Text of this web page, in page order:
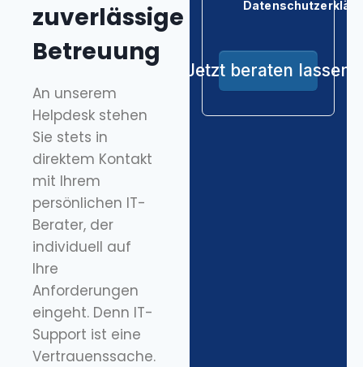
zuverlässige
Betreuung
An unserem
Helpdesk stehen
Sie stets in
direktem Kontakt
mit Ihrem
persönlichen IT-
Berater, der
individuell auf
Ihre
Anforderungen
eingeht. Denn IT-
Support ist eine
Vertrauenssache.